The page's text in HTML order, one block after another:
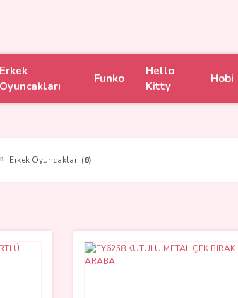
Erkek
Oyuncakları
Funko
Hello
Kitty
Hobi
Erkek Oyuncakları (6)